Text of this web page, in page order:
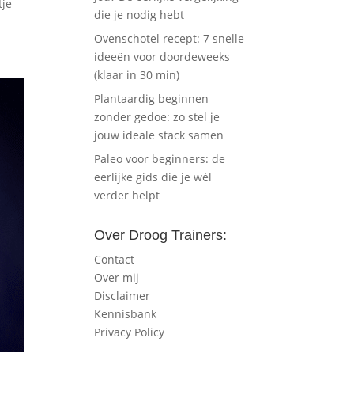
die je nodig hebt
Ovenschotel recept: 7 snelle
ideeën voor doordeweeks
(klaar in 30 min)
Plantaardig beginnen
zonder gedoe: zo stel je
jouw ideale stack samen
Paleo voor beginners: de
eerlijke gids die je wél
verder helpt
Over Droog Trainers:
Contact
Over mij
Disclaimer
Kennisbank
Privacy Policy